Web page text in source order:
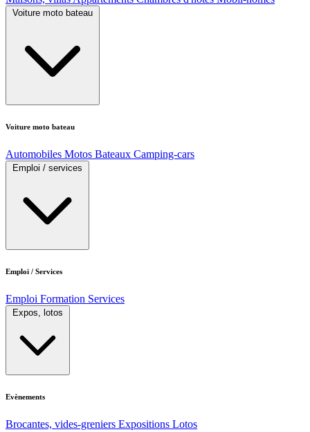
Voiture moto bateau
Voiture moto bateau
Automobiles Motos Bateaux Camping-cars
Emploi / services
Emploi / Services
Emploi Formation Services
Expos, lotos
Evènements
Brocantes, vides-greniers Expositions Lotos